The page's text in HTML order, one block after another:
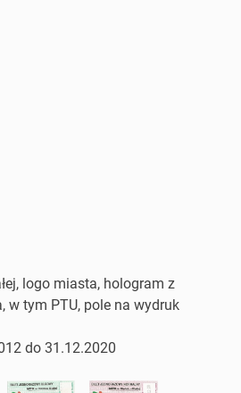
logo miasta, hologram z
w tym PTU, pole na wydruk
do 31.12.2020